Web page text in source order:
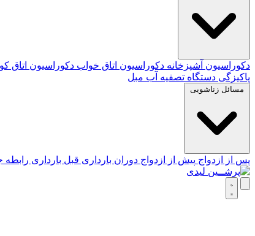
دکوراسیون آشپزخانه دکوراسیون اتاق خواب دکوراسیون اتاق
پاکیزگی دستگاه تصفیه آب مبل
مسائل زناشویی
پس از ازدواج پیش از ازدواج دوران بارداری قبل بارداری